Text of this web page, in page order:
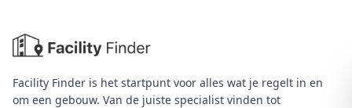
Facility Finder is het startpunt voor alles wat je regelt in en
om een gebouw. Van de juiste specialist vinden tot